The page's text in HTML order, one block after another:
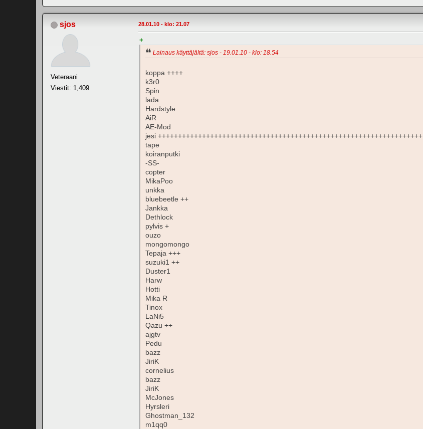
sjos
Veteraani
Viestit: 1,409
28.01.10 - klo: 21.07
+
Lainaus käyttäjältä: sjos - 19.01.10 - klo: 18.54
koppa ++++
k3r0
Spin
lada
Hardstyle
AiR
AE-Mod
jesi ++++++++++++++++++++++++++++++++++++++++++++++++++++++++++++++++++
tape
koiranputki
-SS-
copter
MikaPoo
unkka
bluebeetle ++
Jankka
Dethlock
pylvis +
ouzo
mongomongo
Tepaja +++
suzuki1 ++
Duster1
Harw
Hotti
Mika R
Tinox
LaNi5
Qazu ++
ajgtv
Pedu
bazz
JiriK
cornelius
bazz
JiriK
McJones
Hyrsleri
Ghostman_132
m1qq0